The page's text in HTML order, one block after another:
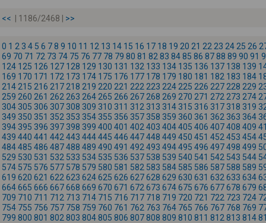
<< | 1186/2468 | >>
0 1 2 3 4 5 6 78 9 10 11 12 13 14 15 16 17 18 19 20 21 22 23 24 25 26
69 70 71 72 73 74 75 76 77 78 79 80 81 82 83 8485 86 8788 89 90 91
124 125 126 127 128 129 130 131 132 133 134 135 136 137 138 139
169 170 171 172 173 174 175 176 177 178 179 180 181 182 183 184
214 215 216 217 218 219 220 221 222 223 224 225 226 227 228 229
259 260 261 262 263 264 265 266 267 268 269 270 271 272 273 274
304 305 306 307 308 309 310 311 312 313 314 315 316 317 318 319
349 350 351 352 353 354 355 356 357 358 359 360 361 362 363 364
394 395 396 397 398 399 400 401 402 403 404405 406 407408 409
439 440 441 442 443 444445 446 447448 449 450 451 452 453 454
484485 486 487488 489 490 491 492 493 494495 496 497498 499
529 530 531 532 533 534 535 536 537 538 539 540 541 542 543 544
574 575 576 577 578 579 580 581 582 583 584 585 586 587 588 589
619 620 621 622 623 624625 626 627628 629 630 631 632 633 634
664665 666 667668 669 670 671 672 673 674675 676 677678 679
709 710 711 712 713 714 715 716 717 718 719 720 721 722 723 724
754 755 756 757 758 759 760 761 762 763 764 765 766 767 768 769
799 800 801 802 803 804805 806 807808 809 810 811 812 813 814